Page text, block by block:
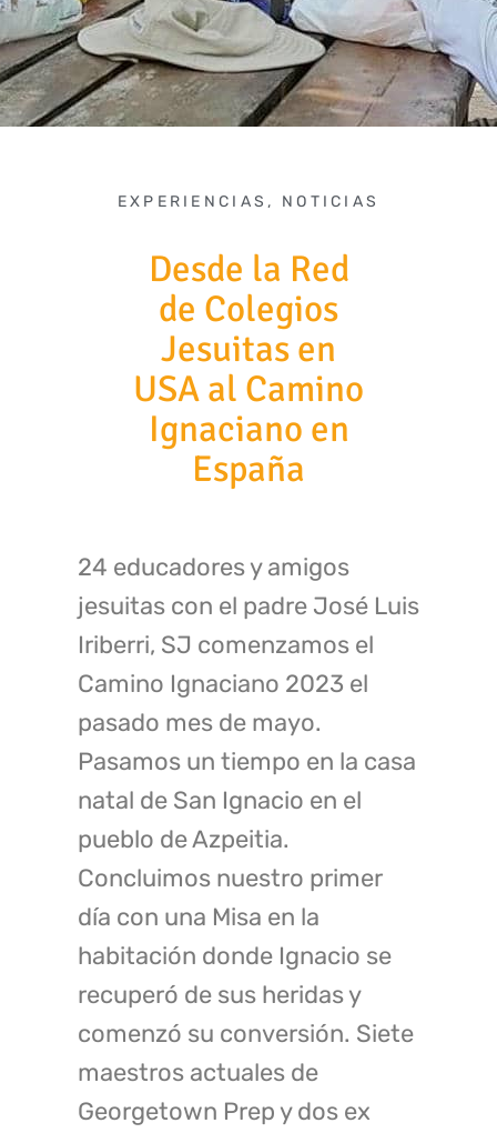
EXPERIENCIAS , NOTICIAS
Desde la Red
de Colegios
Jesuitas en
USA al Camino
Ignaciano en
España
24 educadores y amigos
jesuitas con el padre José Luis
Iriberri, SJ comenzamos el
Camino Ignaciano 2023 el
pasado mes de mayo.
Pasamos un tiempo en la casa
natal de San Ignacio en el
pueblo de Azpeitia.
Concluimos nuestro primer
día con una Misa en la
habitación donde Ignacio se
recuperó de sus heridas y
comenzó su conversión. Siete
maestros actuales de
Georgetown Prep y dos ex